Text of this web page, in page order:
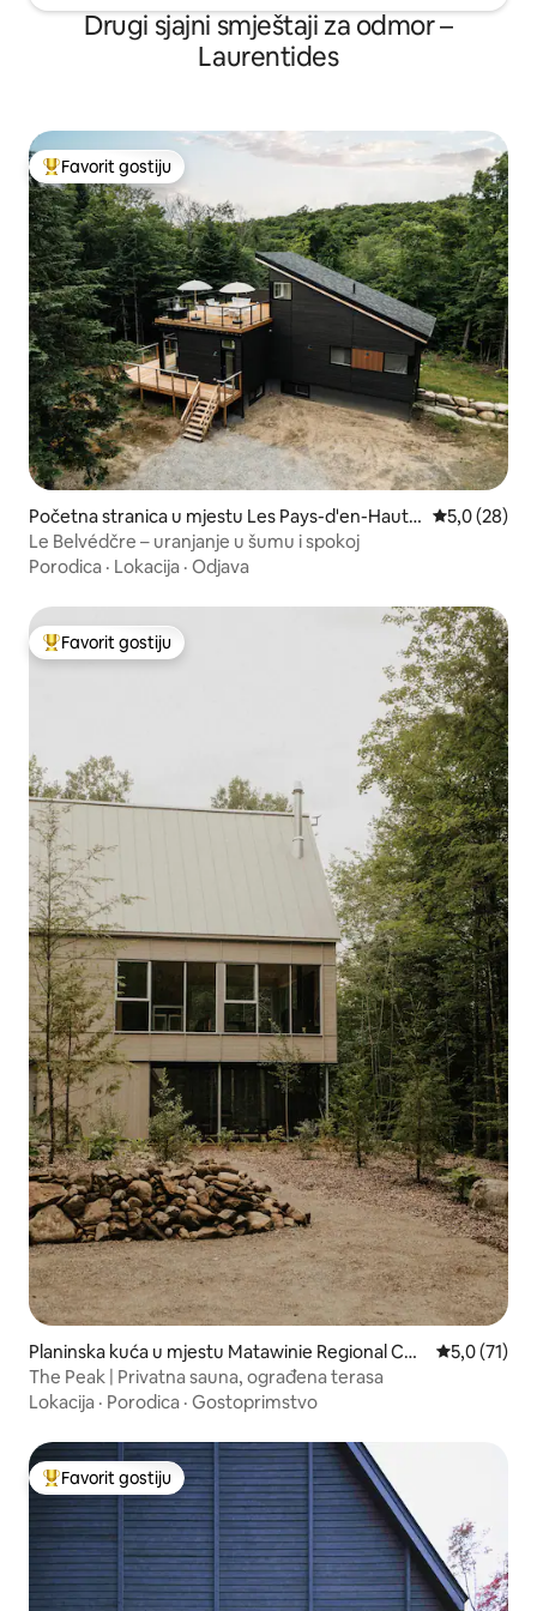
Drugi sjajni smještaji za odmor –
Laurentides
Glavni favorit gostiju
Favorit gostiju
Početna stranica u mjestu Les Pays-d'en-Haut R
egional County Municipality
prosječna
5,0 (28)
Le Belvédčre – uranjanje u šumu i spokoj
Porodica · Lokacija · Odjava
Glavni favorit gostiju
Favorit gostiju
Planinska kuća u mjestu Matawinie Regional Cou
nty Municipality
prosječna
5,0 (71)
The Peak | Privatna sauna, ograđena terasa
Lokacija · Porodica · Gostoprimstvo
Glavni favorit gostiju
Favorit gostiju